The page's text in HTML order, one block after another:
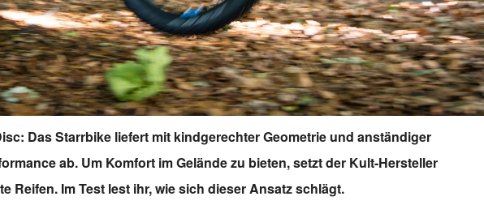
Das Starrbike liefert mit kindgerechter Geometrie und anständiger
ab. Um Komfort im Gelände zu bieten, setzt der Kult-Hersteller
Reifen. Im Test lest ihr, wie sich dieser Ansatz schlägt.